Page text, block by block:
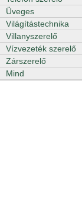
Üveges
Világítástechnika
Villanyszerelő
Vízvezeték szerelő
Zárszerelő
Mind